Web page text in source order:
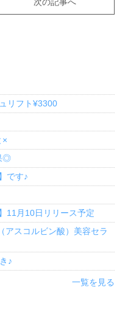
次の記事へ
リフト¥3300
×
◎
です♪
11月10日リリース予定
アスコルビン酸）美容セラ
♪
一覧を見る